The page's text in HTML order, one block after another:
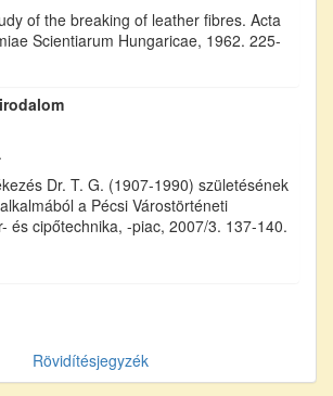
of the breaking of leather fibres. Acta
Scientiarum Hungaricae, 1962. 225-
Dr. T. G. (1907-1990) születésének
a Pécsi Várostörténeti
és cipőtechnika, -piac, 2007/3. 137-140.
Rövidítésjegyzék